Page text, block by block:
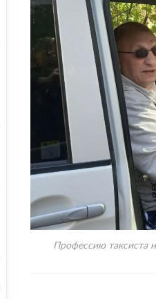
Профессию таксиста